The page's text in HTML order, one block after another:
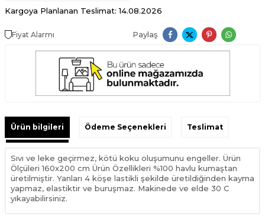
Kargoya Planlanan Teslimat: 14.08.2026
Fiyat Alarmı Paylaş
Ürün bilgileri Ödeme Seçenekleri Teslimat
Sıvı ve leke geçirmez, kötü koku oluşumunu engeller. Ürün
Ölçüleri 160x200 cm Ürün Özellikleri %100 havlu kumaştan
üretilmiştir. Yanları 4 köşe lastikli şekilde üretildiğinden kayma
yapmaz, elastiktir ve buruşmaz. Makinede ve elde 30 C
yıkayabilirsiniz.